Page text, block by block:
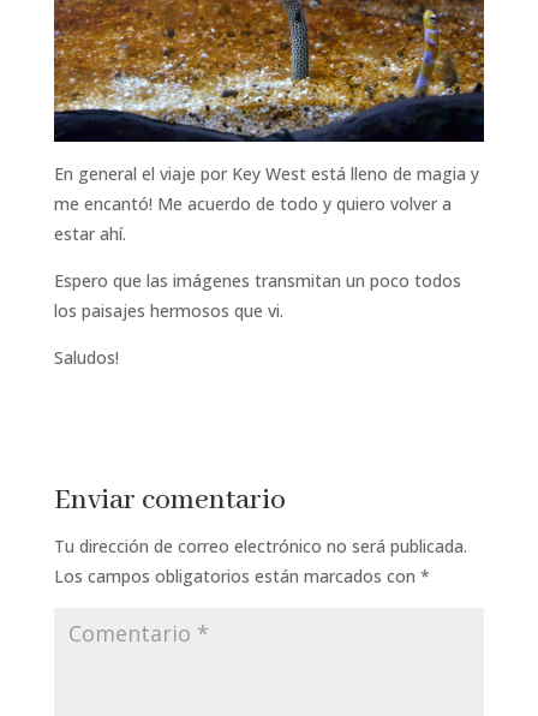
En general el viaje por Key West está lleno de magia y
me encantó! Me acuerdo de todo y quiero volver a
estar ahí.
Espero que las imágenes transmitan un poco todos
los paisajes hermosos que vi.
Saludos!
Enviar comentario
Tu dirección de correo electrónico no será publicada.
Los campos obligatorios están marcados con *